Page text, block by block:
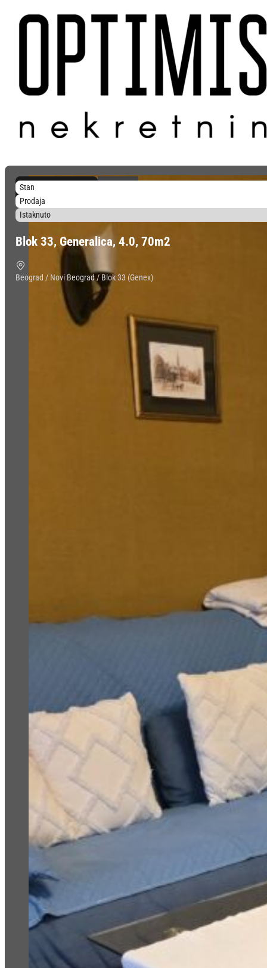
Stan
Prodaja
Istaknuto
Blok 33, Generalica, 4.0, 70m2
Beograd / Novi Beograd / Blok 33 (Genex)
272.000 €